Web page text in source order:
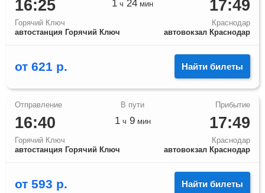
16:25
Горячий Ключ
автостанция Горячий Ключ
17:49
Краснодар
автовокзал Краснодар
1 ч 24 мин
от 621 р. Найти билеты
16:40
Горячий Ключ
автостанция Горячий Ключ
17:49
Краснодар
автовокзал Краснодар
1ч 9мин
от 593 р. Найти билеты